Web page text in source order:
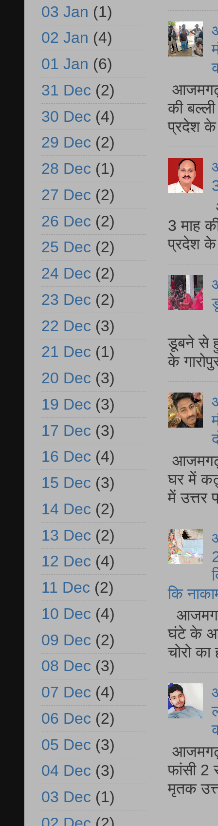
आजमगढ़
की
प्रदेश
3 माह
प्रदेश
डूबने से
के
घर में
में
कि
घंटे के
चोरो
आजमगढ़
फांसी 2
मृतक
03 Jan (1)
02 Jan (4)
01 Jan (6)
31 Dec (2)
30 Dec (4)
29 Dec (2)
28 Dec (1)
27 Dec (2)
26 Dec (2)
25 Dec (2)
24 Dec (2)
23 Dec (2)
22 Dec (3)
21 Dec (1)
20 Dec (3)
19 Dec (3)
17 Dec (3)
16 Dec (4)
15 Dec (3)
14 Dec (2)
13 Dec (2)
12 Dec (4)
11 Dec (2)
10 Dec (4)
09 Dec (2)
08 Dec (3)
07 Dec (4)
06 Dec (2)
05 Dec (3)
04 Dec (3)
03 Dec (1)